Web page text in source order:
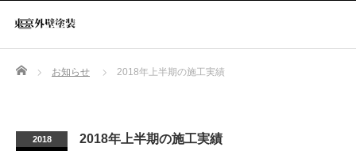
Home お知らせ 2018年上半期の施工実績
2018 2018年上半期の施工実績